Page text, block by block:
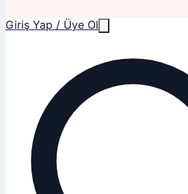
Giriş Yap / Üye Ol